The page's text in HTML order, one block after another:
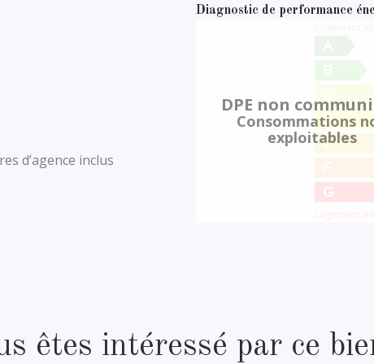
d’agence inclus
Diagnostic de performance
D
E
G
Logement
DPE non
Consommations
exploitables
êtes intéressé par ce